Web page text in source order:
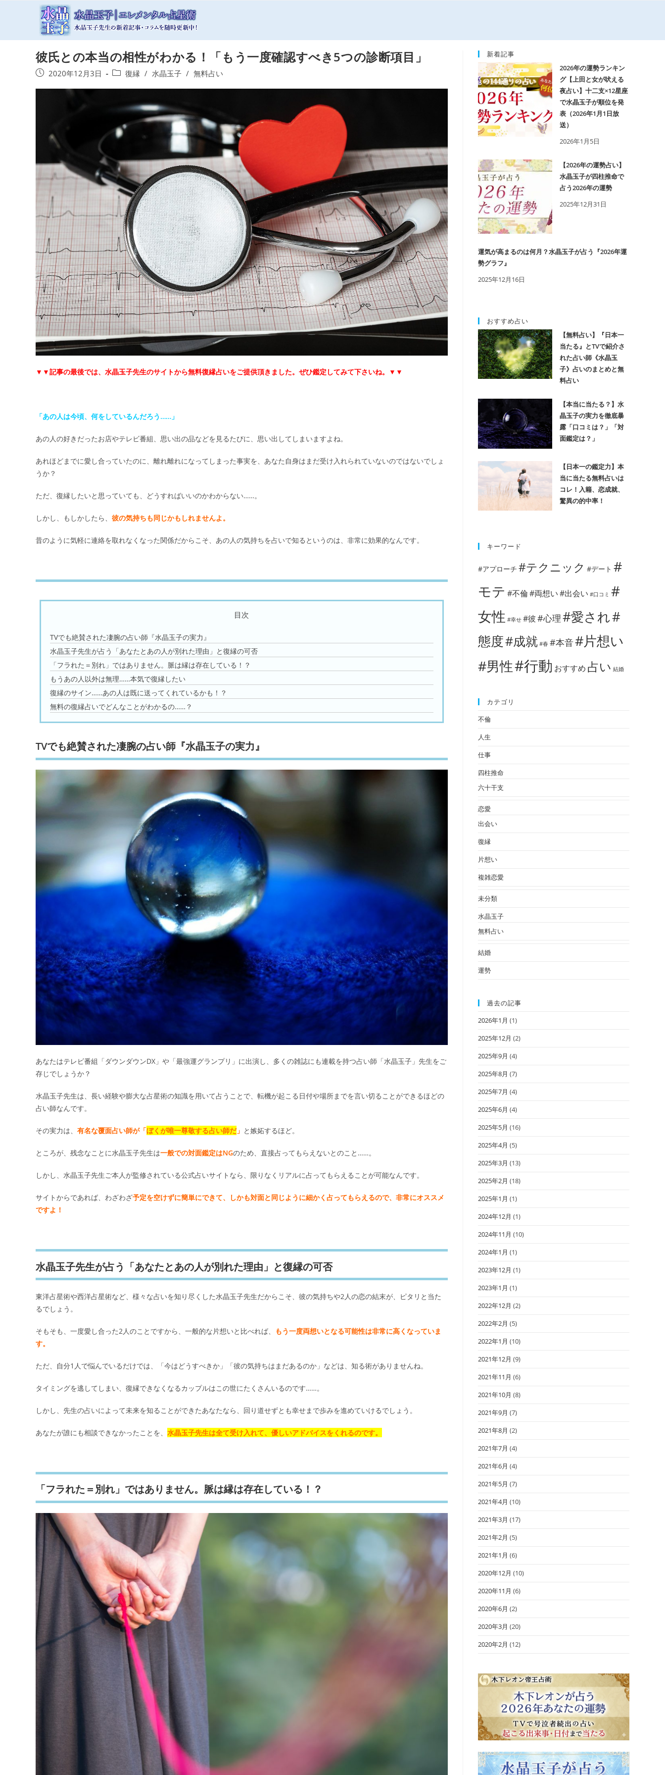
ン
彼氏との本当の相性がわかる！「もう一度確認すべき5つの診断項目」
投
2020年12月3日
投
リ
ー:
復縁 / 水晶玉子 / 無料占い
▼▼記事の最後では、水晶玉子先生のサイトから無料復縁占いをご提供頂きました。ぜひ鑑定してみて下さいね。▼▼
「あの人は今頃、何をしているんだろう……」
あの人の好きだったお店やテレビ番組、思い出の品などを見るたびに、思い出してしまいますよね。
あれほどまでに愛し合っていたのに、離れ離れになってしまった事実を、あなた自身はまだ受け入れられていないのではないでしょ
うか？
ただ、復縁したいと思っていても、どうすればいいのかわからない……。
しかし、もしかしたら、 彼の気持ちも同じかもしれませんよ。
昔のように気軽に連絡を取れなくなった関係だからこそ、あの人の気持ちを占いで知るというのは、非常に効果的なんです。
目次
TVでも絶賛された凄腕の占い師『水晶玉子の実力』
水晶玉子先生が占う「あなたとあの人が別れた理由」と復縁の可否
「フラれた＝別れ」ではありません。脈は縁は存在している！？
もうあの人以外は無理……本気で復縁したい
復縁のサイン……あの人は既に送ってくれているかも！？
無料の復縁占いでどんなことがわかるの……？
TVでも絶賛された凄腕の占い師『水晶玉子の実力』
あなたはテレビ番組「ダウンダウンDX」や「最強運グランプリ」に出演し、多くの雑誌にも連載を持つ占い師「水晶玉子」先生をご
存じでしょうか？
水晶玉子先生は、長い経験や膨大な占星術の知識を用いて占うことで、転機が起こる日付や場所までを言い切ることができるほどの
占い師なんです。
その実力は、 有名な覆面占い師が「ぼくが唯一尊敬する占い師だ」 と嫉妬するほど。
ところが、残念なことに水晶玉子先生は一般での対面鑑定はNGのため、直接占ってもらえないとのこと……。
しかし、水晶玉子先生ご本人が監修されている公式占いサイトなら、限りなくリアルに占ってもらえることが可能なんです。
サイトからであれば、わざわざ予定を空けずに簡単にできて、しかも対面と同じように細かく占ってもらえるので、非常にオススメ
ですよ！
水晶玉子先生が占う「あなたとあの人が別れた理由」と復縁の可否
東洋占星術や西洋占星術など、様々な占いを知り尽くした水晶玉子先生だからこそ、彼の気持ちや2人の恋の結末が、ピタリと当た
るでしょう。
そもそも、一度愛し合った2人のことですから、一般的な片想いと比べれば、
もう一度両想いとなる可能性は非常に高くなっていま
す。
ただ、自分1人で悩んでいるだけでは、「今はどうすべきか」「彼の気持ちはまだあるのか」などは、知る術がありませんね。
タイミングを逃してしまい、復縁できなくなるカップルはこの世にたくさんいるのです……。
しかし、先生の占いによって未来を知ることができたあなたなら、回り道せずとも幸せまで歩みを進めていけるでしょう。
あなたが誰にも相談できなかったことを、 水晶玉子先生は全て受け入れて、優しいアドバイスをくれるのです。
「フラれた＝別れ」ではありません。脈は縁は存在している！？
新着記事
2026年の運勢ランキン
グ【上田と女が吠える
夜占い】十二支×12星座
で水晶玉子が順位を発
表（2026年1月1日放
送）
2026年1月5日
【2026年の運勢占い】
水晶玉子が四柱推命で
占う2026年の運勢
2025年12月31日
運気が高まるのは何月？水晶玉子が占う『2026年運
勢グラフ』
2025年12月16日
おすすめ占い
【無料占い】『日本一
当たる』とTVで紹介さ
れた占い師《水晶玉
子》占いのまとめと無
料占い
【本当に当たる？】水
晶玉子の実力を徹底暴
露「口コミは？」「対
面鑑定は？」
【日本一の鑑定力】本
当に当たる無料占いは
コレ！入籍、恋成就、
驚異の的中率！
キーワード
#アプローチ #テクニック #デート #
モテ #不倫#両想い#出会い #口コミ #
女性 #幸せ #彼#心理#愛され#
態度#成就 #春 #本音#片想い
#男性#行動 おすすめ 占い 結婚
カテゴリ
不倫
人生
仕事
四柱推命
六十干支
恋愛
出会い
復縁
片想い
複雑恋愛
未分類
水晶玉子
無料占い
結婚
運勢
過去の記事
2026年1月 (1)
2025年12月 (2)
2025年9月 (4)
2025年8月 (7)
2025年7月 (4)
2025年6月 (4)
2025年5月 (16)
2025年4月 (5)
2025年3月 (13)
2025年2月 (18)
2025年1月 (1)
2024年12月 (1)
2024年11月 (10)
2024年1月 (1)
2023年12月 (1)
2023年1月 (1)
2022年12月 (2)
2022年2月 (5)
2022年1月 (10)
2021年12月 (9)
2021年11月 (6)
2021年10月 (8)
2021年9月 (7)
2021年8月 (2)
2021年7月 (4)
2021年6月 (4)
2021年5月 (7)
2021年4月 (10)
2021年3月 (17)
2021年2月 (5)
2021年1月 (6)
2020年12月 (10)
2020年11月 (6)
2020年6月 (2)
2020年3月 (20)
2020年2月 (12)